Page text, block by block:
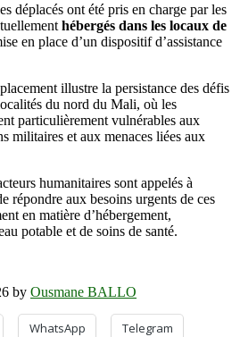
déplacés ont été pris en charge par les
hébergés dans les locaux de
en place d’un dispositif d’assistance
illustre la persistance des défis
du nord du Mali, où les
particulièrement vulnérables aux
militaires et aux menaces liées aux
humanitaires sont appelés à
répondre aux besoins urgents de ces
en matière d’hébergement,
potable et de soins de santé.
by Ousmane BALLO
WhatsApp Telegram